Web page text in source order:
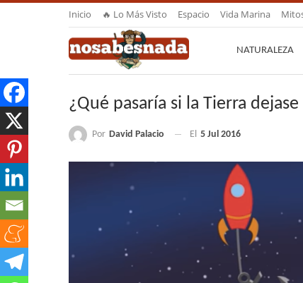
Inicio 🔥 Lo Más Visto Espacio Vida Marina
NATURALEZA
¿Qué pasaría si la Tierra
Por David Palacio El 5 Jul 2016